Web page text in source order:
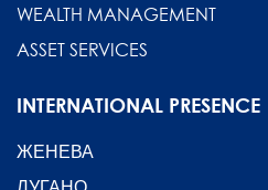
WEALTH MANAGEMENT
ASSET SERVICES
INTERNATIONAL PRESENCE
ЖЕНЕВА